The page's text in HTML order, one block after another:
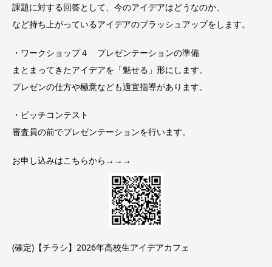
課題に対する回答として、今のアイデアはどうなのか、
など持ち上がっているアイデアのブラッシュアップをします。
・ワークショップ４ プレゼンテーションの準備
まとまってきたアイデアを「魅せる」形にします。
プレゼンの仕方や極意なども適宜指導があります。
・ピッチコンテスト
審査員の前でプレゼンテーションを行います。
お申し込みはこちらから→→→
(確定)【チラシ】2026年高校生アイデアカフェ